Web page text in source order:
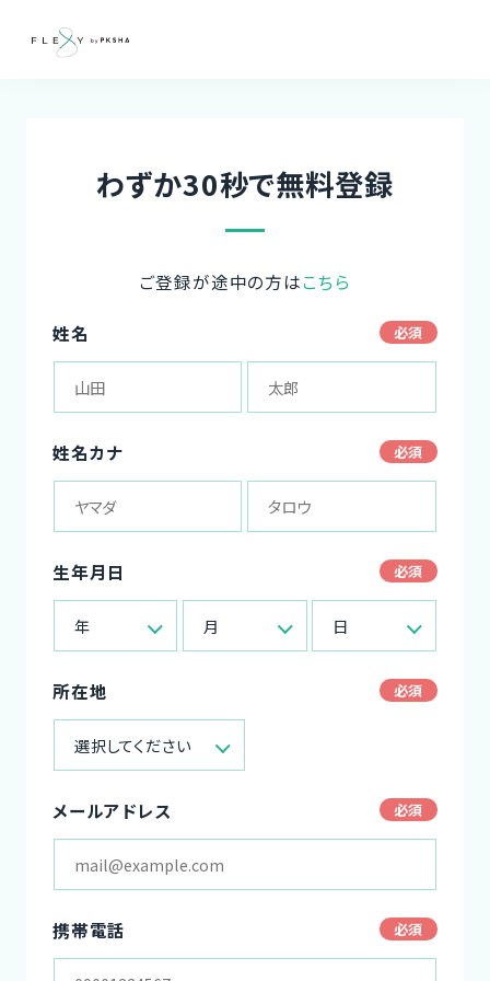
わずか30秒で無料登録
ご登録が途中の方はこちら
姓名
姓名カナ
生年月日
年 月 日
所在地
選択してください
メールアドレス
携帯電話